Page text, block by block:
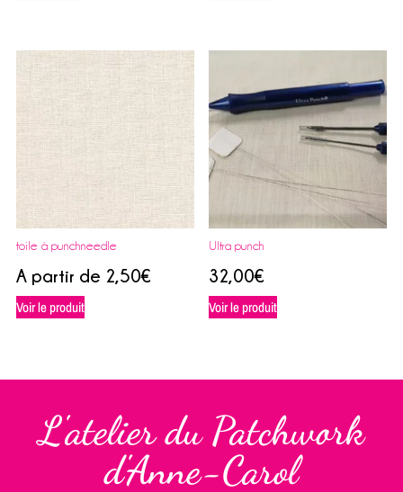
toile à punchneedle
A partir de 2,50€
Voir le produit
Ultra punch
32,00€
Voir le produit
L'atelier du Patchwork
d'Anne-Carol